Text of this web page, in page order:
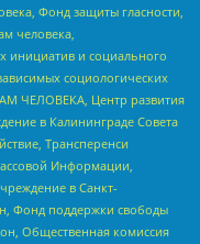
Фонд защиты гласности,
человека,
инициатив и социального
социологических
ЧЕЛОВЕКА, Центр развития
в Калининграде Совета
Трансперенси
Информации,
в Санкт-
Фонд поддержки свободы
Общественная комиссия